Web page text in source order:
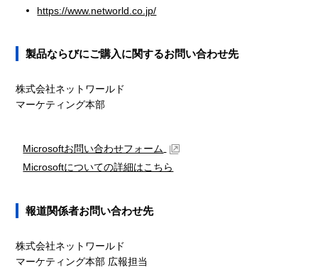
https://www.networld.co.jp/
製品ならびにご購入に関するお問い合わせ先
株式会社ネットワールド
マーケティング本部
Microsoftお問い合わせフォーム
Microsoftについての詳細はこちら
報道関係者お問い合わせ先
株式会社ネットワールド
マーケティング本部 広報担当